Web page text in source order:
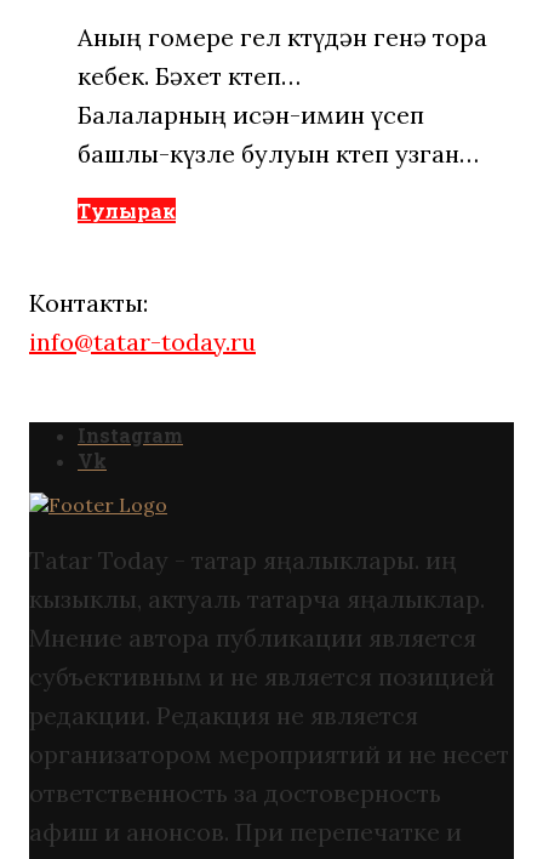
Аның гомере гел көтүдән генә тора
кебек. Бәхет көтеп…
Балаларның исән-имин үсеп
башлы-күзле булуын көтеп узган…
Тулырак
Контакты:
info@tatar-today.ru
Instagram
Vk
Tatar Today - татар яңалыклары. иң
кызыклы, актуаль татарча яңалыклар.
Мнение автора публикации является
субъективным и не является позицией
редакции. Редакция не является
организатором мероприятий и не несет
ответственность за достоверность
афиш и анонсов. При перепечатке и